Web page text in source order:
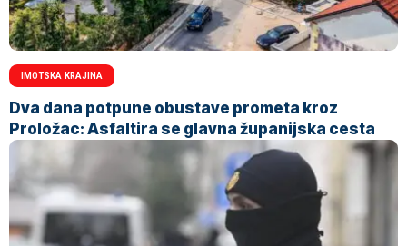
IMOTSKA KRAJINA
Dva dana potpune obustave prometa kroz
Proložac: Asfaltira se glavna županijska cesta